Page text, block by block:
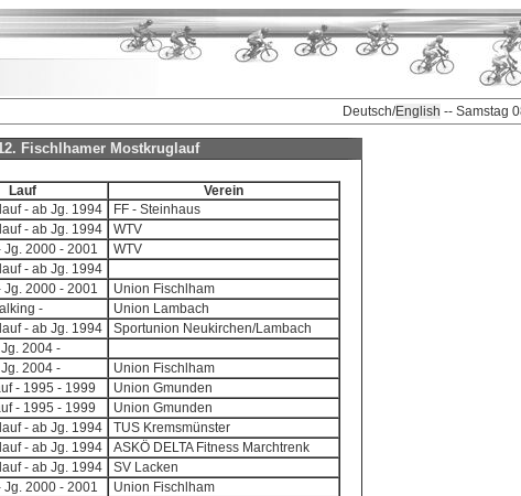
Deutsch/English -- Samstag
Fischlhamer Mostkruglauf
Lauf
Verein
- ab Jg. 1994
FF - Steinhaus
- ab Jg. 1994
WTV
Jg. 2000 - 2001
WTV
- ab Jg. 1994
Jg. 2000 - 2001
Union Fischlham
-
Union Lambach
- ab Jg. 1994
Sportunion Neukirchen/Lambach
2004 -
2004 -
Union Fischlham
- 1995 - 1999
Union Gmunden
- 1995 - 1999
Union Gmunden
- ab Jg. 1994
TUS Kremsmünster
- ab Jg. 1994
ASKÖ DELTA Fitness Marchtrenk
- ab Jg. 1994
SV Lacken
Jg. 2000 - 2001
Union Fischlham